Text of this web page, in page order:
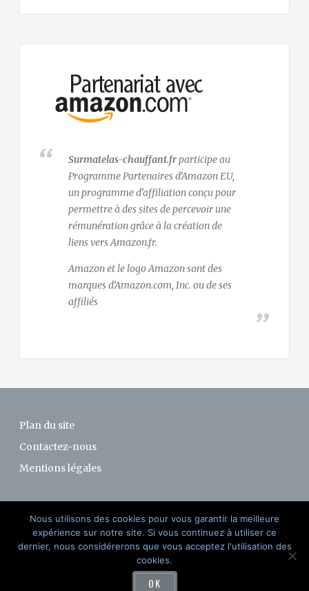
Surmatelas-chauffant.frparticipe au
Programme Partenaires d’Amazon EU,
un programme d’affiliation conçu pour
permettre à des sites de percevoir une
rémunération grâce à la création de
liens vers Amazon.fr.
Amazon et le logo Amazon sont des
marques d’Amazon.com, Inc. ou de ses
affiliés
Plan du site
Contactez-nous
Mentions légales
@ 2015-2017 SURMATELAS-CHAUFFANT.FR
Nous utilisons des cookies pour vous garantir la meilleure
expérience sur notre site. Si vous continuez à utiliser ce
dernier, nous considérerons que vous acceptez l'utilisation des
cookies.
OK